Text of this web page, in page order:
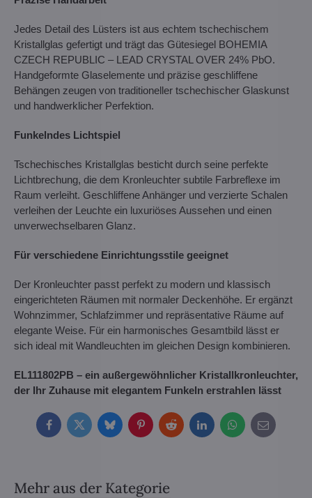
Jedes Detail des Lüsters ist aus echtem tschechischem
Kristallglas gefertigt und trägt das Gütesiegel BOHEMIA
CZECH REPUBLIC – LEAD CRYSTAL OVER 24% PbO.
Handgeformte Glaselemente und präzise geschliffene
Behängen zeugen von traditioneller tschechischer Glaskunst
und handwerklicher Perfektion.
Funkelndes Lichtspiel
Tschechisches Kristallglas besticht durch seine perfekte
Lichtbrechung, die dem Kronleuchter subtile Farbreflexe im
Raum verleiht. Geschliffene Anhänger und verzierte Schalen
verleihen der Leuchte ein luxuriöses Aussehen und einen
unverwechselbaren Glanz.
Für verschiedene Einrichtungsstile geeignet
Der Kronleuchter passt perfekt zu modern und klassisch
eingerichteten Räumen mit normaler Deckenhöhe. Er ergänzt
Wohnzimmer, Schlafzimmer und repräsentative Räume auf
elegante Weise. Für ein harmonisches Gesamtbild lässt er
sich ideal mit Wandleuchten im gleichen Design kombinieren.
EL111802PB – ein außergewöhnlicher Kristallkronleuchter,
der Ihr Zuhause mit elegantem Funkeln erstrahlen lässt
FacebookTwitterBlueskyPinterestRedditLinkedInWhatsApp
E-
mail
Mehr aus der Kategorie